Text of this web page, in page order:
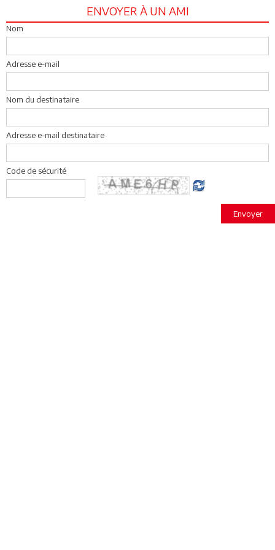
ENVOYER À UN AMI
Nom
Adresse e-mail
Nom du destinataire
Adresse e-mail destinataire
Code de sécurité
Envoyer